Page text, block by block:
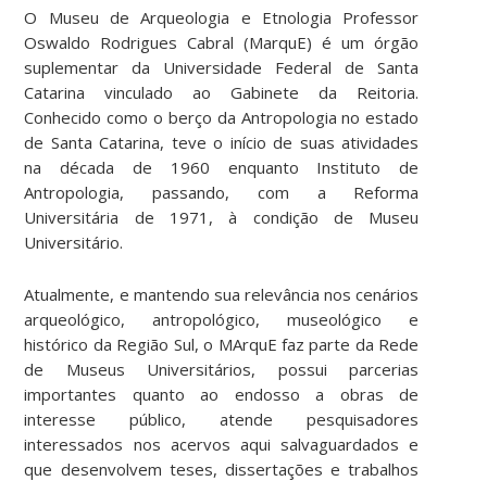
O Museu de Arqueologia e Etnologia Professor
Oswaldo Rodrigues Cabral (MarquE) é um órgão
suplementar da Universidade Federal de Santa
Catarina vinculado ao Gabinete da Reitoria.
Conhecido como o berço da Antropologia no estado
de Santa Catarina, teve o início de suas atividades
na década de 1960 enquanto Instituto de
Antropologia, passando, com a Reforma
Universitária de 1971, à condição de Museu
Universitário.
Atualmente, e mantendo sua relevância nos cenários
arqueológico, antropológico, museológico e
histórico da Região Sul, o MArquE faz parte da Rede
de Museus Universitários, possui parcerias
importantes quanto ao endosso a obras de
interesse público, atende pesquisadores
interessados nos acervos aqui salvaguardados e
que desenvolvem teses, dissertações e trabalhos